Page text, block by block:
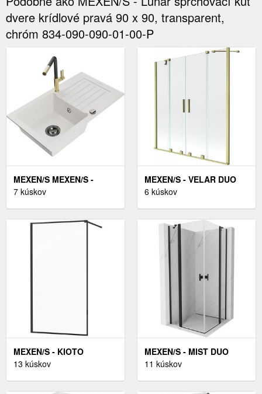
dvere krídlové pravá 90 x 90, transparent,
chróm 834-090-090-01-00-P
MEXEN/S MEXEN/S -
PABLO GRANITOVÝ DREZ
FLORA, BIELA 6510-20-
7 kúskov
MEXEN/S - VELAR DUO
DVOJKRÍDLOVÁ
TRANSPARENT, ZLATÁ
KARTÁČOVANÁ 896-150-
000-02-55
6 kúskov
MEXEN/S - KIOTO
SPRCHOVÁ ZÁSTENA
13 kúskov
MEXEN/S - MIST DUO
SPRCHOVACÍ KÚT DVERE
11 kúskov